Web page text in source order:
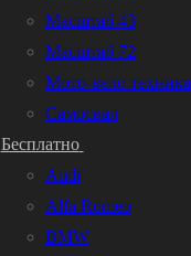
Масштаб 43
Масштаб 72
Мото-вело техника
Самосвал
Бесплатно
Audi
Alfa Romeo
BMW